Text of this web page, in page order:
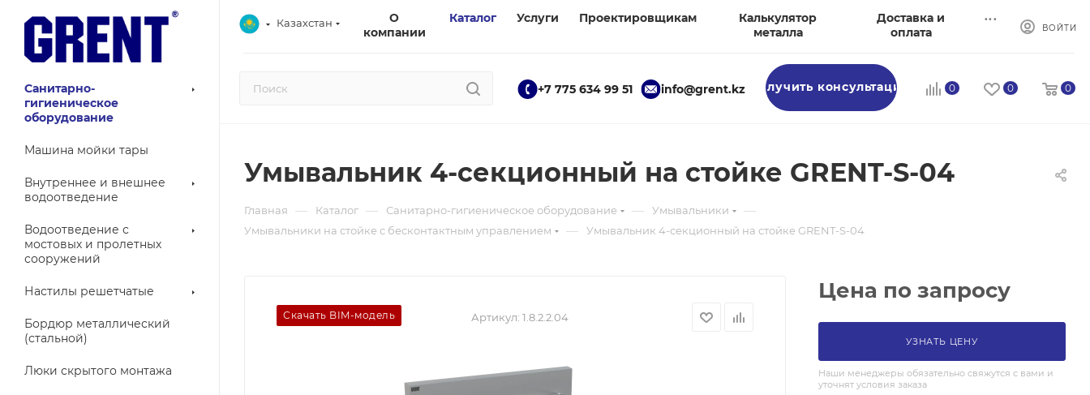
Казахстан
О
компании
Каталог Услуги Проектировщикам
Калькулятор
металла
Доставка и
оплата
...
ВОЙТИ
+7 775 634 99 51 info@grent.kz Получить консультацию 0 0 0
Санитарно-
гигиеническое
оборудование
Машина мойки тары
Внутреннее и внешнее
водоотведение
Водоотведение с
мостовых и пролетных
сооружений
Настилы решетчатые
Бордюр металлический
(стальной)
Люки скрытого монтажа
Умывальник 4-секционный на стойке GRENT-S-04
Главная — Каталог — Санитарно-гигиеническое оборудование — Умывальники —
Умывальники на стойке с бесконтактным управлением — Умывальник 4-секционный на стойке GRENT-S-04
Скачать BIM-модель Артикул: 1.8.2.2.04
Цена по запросу
УЗНАТЬ ЦЕНУ
Наши менеджеры обязательно свяжутся с вами и
уточнят условия заказа